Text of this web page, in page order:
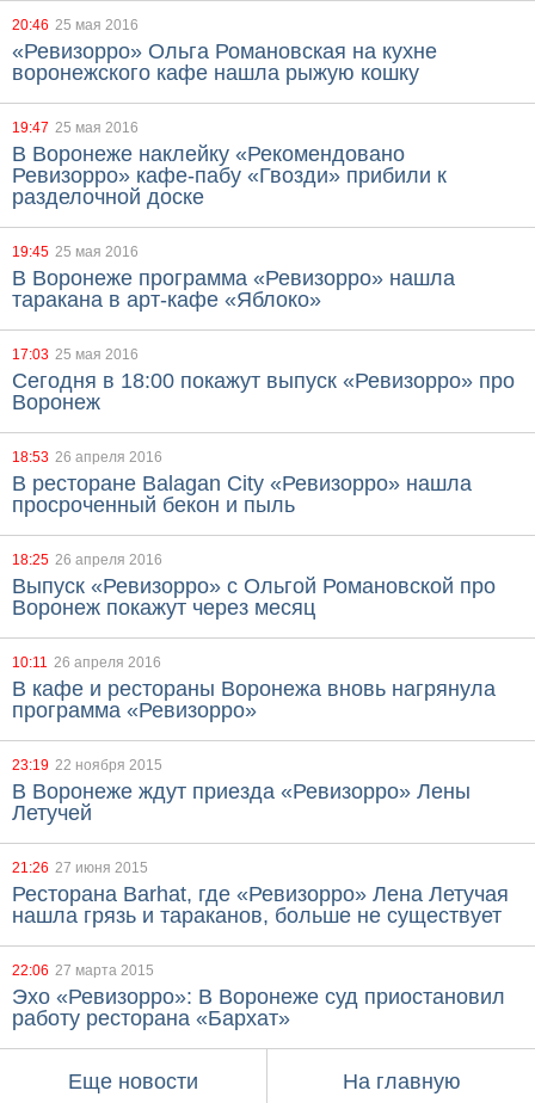
20:46 25 мая 2016
«Ревизорро» Ольга Романовская на кухне
воронежского кафе нашла рыжую кошку
19:47 25 мая 2016
В Воронеже наклейку «Рекомендовано
Ревизорро» кафе-пабу «Гвозди» прибили к
разделочной доске
19:45 25 мая 2016
В Воронеже программа «Ревизорро» нашла
таракана в арт-кафе «Яблоко»
17:03 25 мая 2016
Сегодня в 18:00 покажут выпуск «Ревизорро» про
Воронеж
18:53 26 апреля 2016
В ресторане Balagan City «Ревизорро» нашла
просроченный бекон и пыль
18:25 26 апреля 2016
Выпуск «Ревизорро» с Ольгой Романовской про
Воронеж покажут через месяц
10:11 26 апреля 2016
В кафе и рестораны Воронежа вновь нагрянула
программа «Ревизорро»
23:19 22 ноября 2015
В Воронеже ждут приезда «Ревизорро» Лены
Летучей
21:26 27 июня 2015
Ресторана Barhat, где «Ревизорро» Лена Летучая
нашла грязь и тараканов, больше не существует
22:06 27 марта 2015
Эхо «Ревизорро»: В Воронеже суд приостановил
работу ресторана «Бархат»
Еще новости На главную